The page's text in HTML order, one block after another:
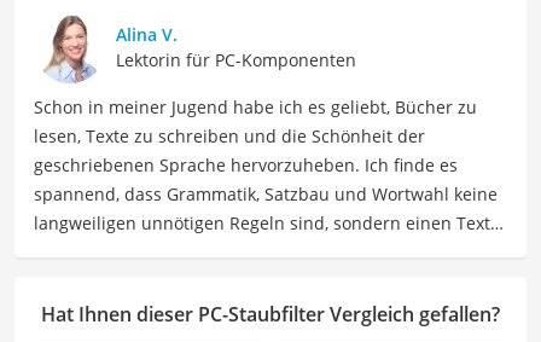
detaillierte Produktvergleiche, Kaufberatungen und
technische Analysen, um Verbrauchern dabei zu helfen,
sowohl informierte Entscheidungen zu treffen als auch
die besten elektronischen Lösungen für ihre Bedürfnisse
zu finden.
Der PC-Staubfilter-Vergleich ist aus unserer Sicht
besonders empfehlenswert fürPC-NutzerundGamer.
Alina V.
Lektorin für PC-Komponenten
Schon in meiner Jugend habe ich es geliebt, Bücher zu
lesen, Texte zu schreiben und die Schönheit der
geschriebenen Sprache hervorzuheben. Ich finde es
spannend, dass Grammatik, Satzbau und Wortwahl keine
langweiligen unnötigen Regeln sind, sondern einen Text
geschriebenen Wort als Lektorin bei VGL in unsere Texte
Hat Ihnen dieser PC-Staubfilter Vergleich gefallen?